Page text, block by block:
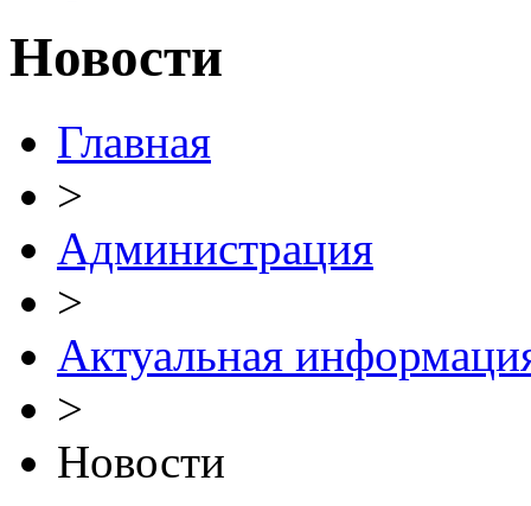
Новости
Главная
>
Администрация
>
Актуальная
>
Новости